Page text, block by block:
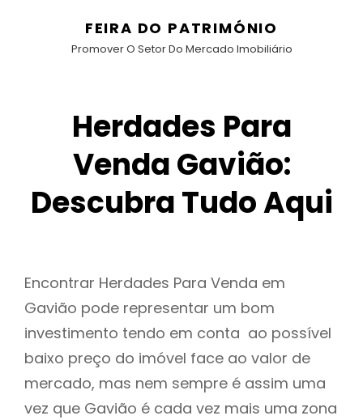
FEIRA DO PATRIMÓNIO
Promover O Setor Do Mercado Imobiliário
Herdades Para
Venda Gavião:
Descubra Tudo Aqui
Encontrar Herdades Para Venda em
Gavião pode representar um bom
investimento tendo em conta ao possível
baixo preço do imóvel face ao valor de
mercado, mas nem sempre é assim uma
vez que Gavião é cada vez mais uma zona